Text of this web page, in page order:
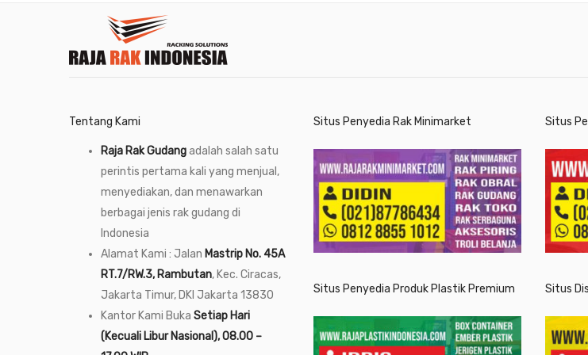
Tentang Kami
Raja Rak Gudangadalah salah satu
perintis pertama kali yang menjual,
menyediakan, dan menawarkan
berbagai jenis rak gudang di
Indonesia
Alamat Kami : Jalan Mastrip No. 45A
RT.7/RW.3, Rambutan, Kec. Ciracas,
Jakarta Timur, DKI Jakarta 13830
Kantor Kami Buka Setiap Hari
(Kecuali Libur Nasional), 08.00 –
Situs Penyedia Rak Minimarket
Situs Penyedia Produk Plastik Premium
Situs
Situs